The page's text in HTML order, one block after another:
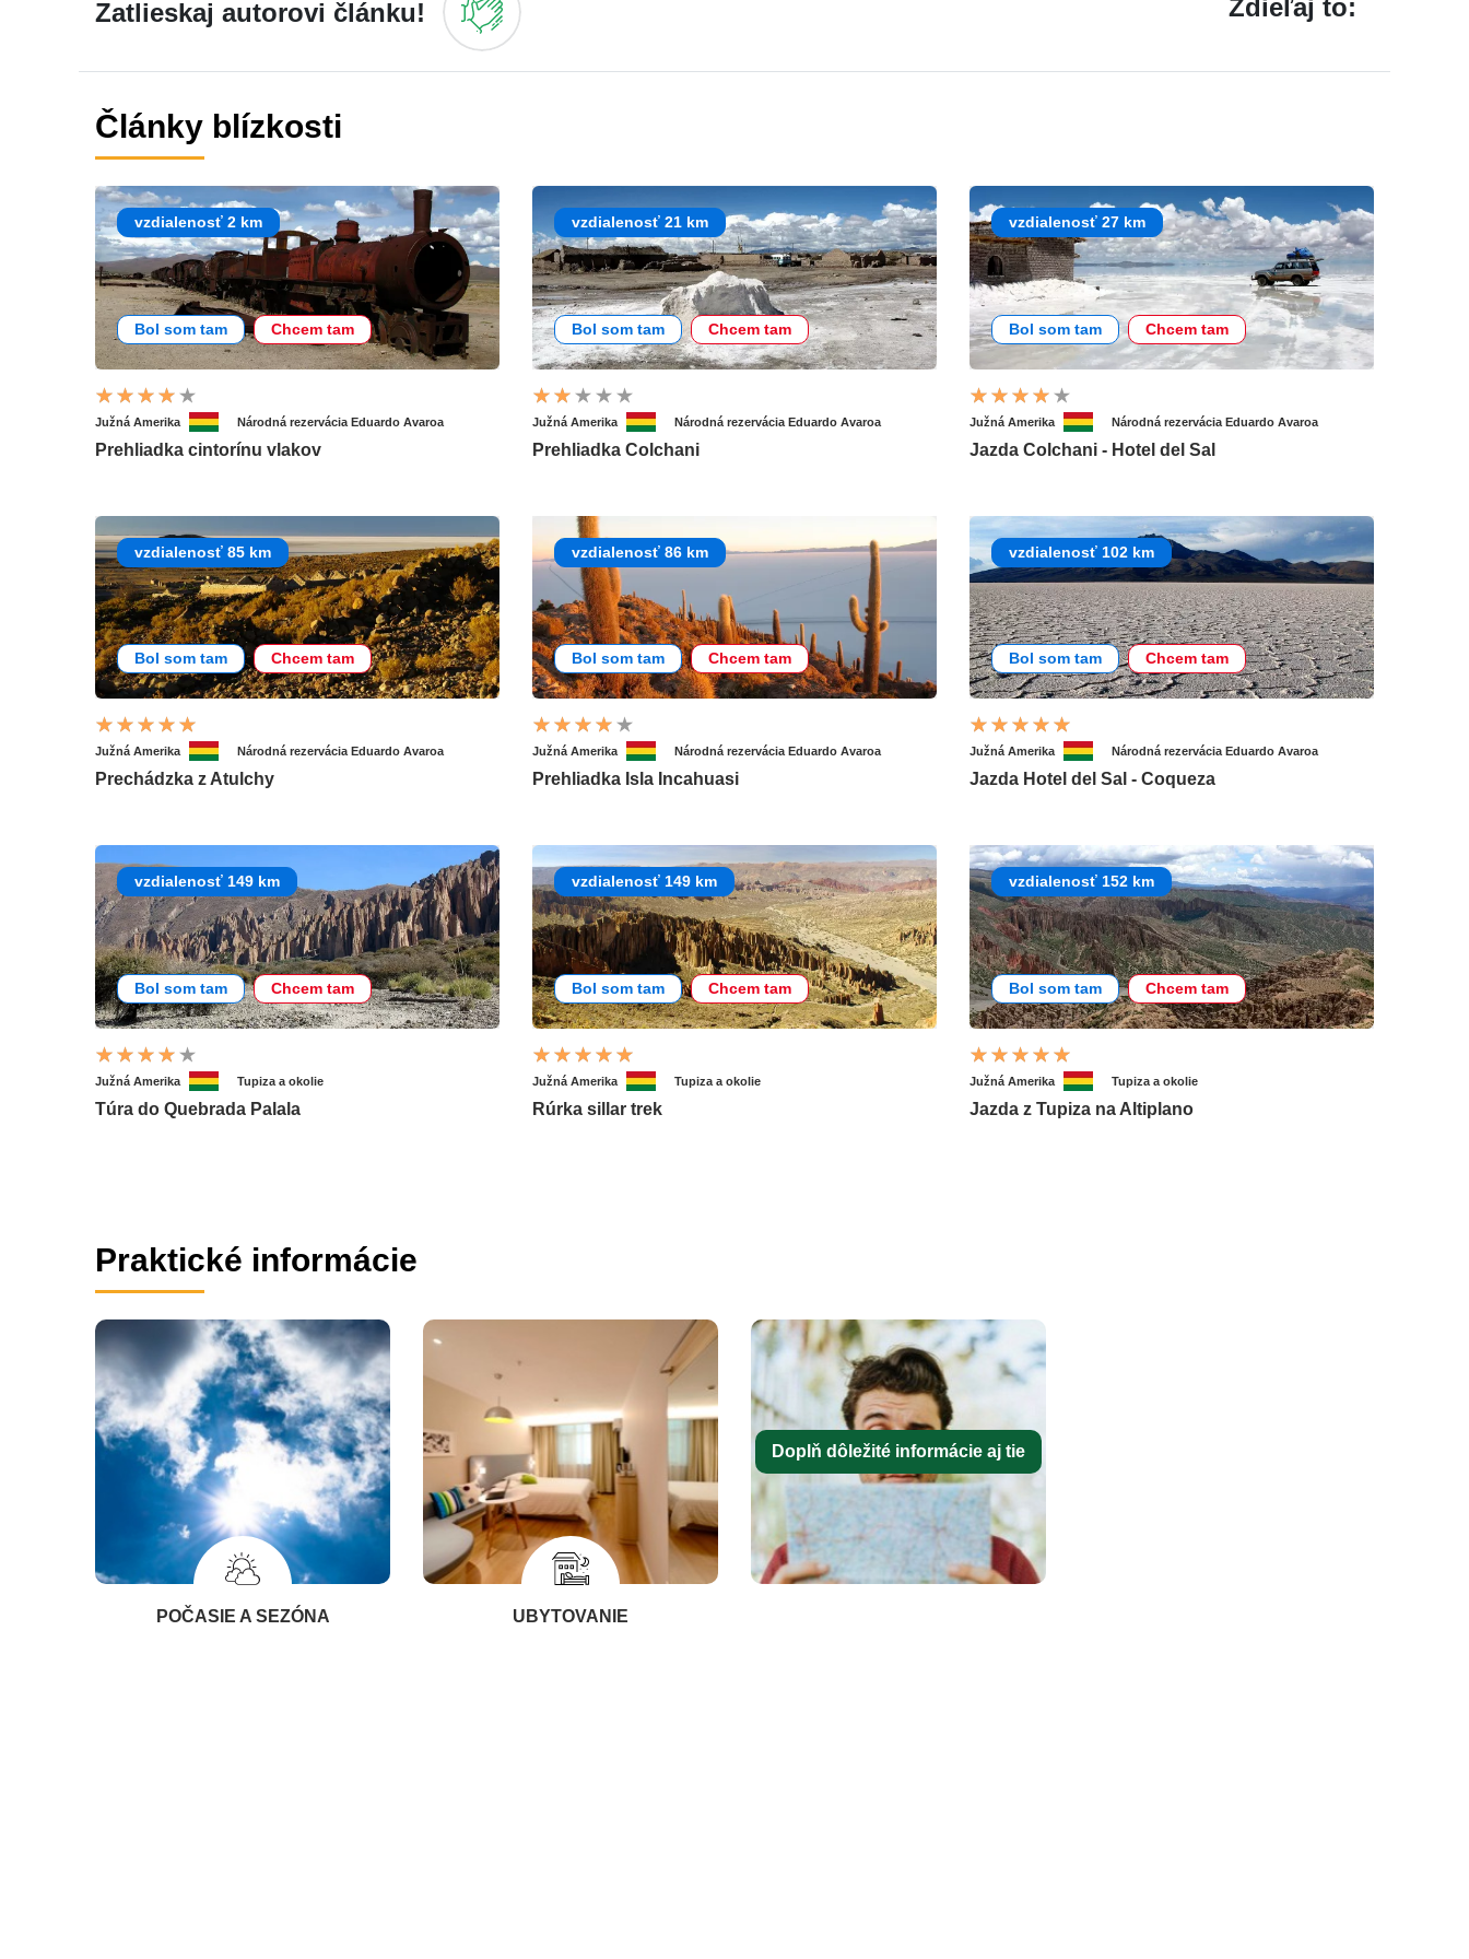
Zatlieskaj autorovi článku! Zdieľaj to:
Články blízkosti
vzdialenosť 2 km
Bol som tam Chcem tam
Južná Amerika Národná rezervácia Eduardo Avaroa
Prehliadka cintorínu vlakov
vzdialenosť 21 km
Bol som tam Chcem tam
Južná Amerika Národná rezervácia Eduardo Avaroa
Prehliadka Colchani
vzdialenosť 27 km
Bol som tam Chcem tam
Južná Amerika Národná rezervácia Eduardo Avaroa
Jazda Colchani - Hotel del Sal
vzdialenosť 85 km
Bol som tam Chcem tam
Južná Amerika Národná rezervácia Eduardo Avaroa
Prechádzka z Atulchy
vzdialenosť 86 km
Bol som tam Chcem tam
Južná Amerika Národná rezervácia Eduardo Avaroa
Prehliadka Isla Incahuasi
vzdialenosť 102 km
Bol som tam Chcem tam
Južná Amerika Národná rezervácia Eduardo Avaroa
Jazda Hotel del Sal - Coqueza
vzdialenosť 149 km
Bol som tam Chcem tam
Južná Amerika Tupiza a okolie
Túra do Quebrada Palala
vzdialenosť 149 km
Bol som tam Chcem tam
Južná Amerika Tupiza a okolie
Rúrka sillar trek
vzdialenosť 152 km
Bol som tam Chcem tam
Južná Amerika Tupiza a okolie
Jazda z Tupiza na Altiplano
Praktické informácie
POČASIE A SEZÓNA UBYTOVANIE
Doplň dôležité informácie aj tie